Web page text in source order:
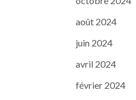
août 2024
juin 2024
avril 2024
février 2024